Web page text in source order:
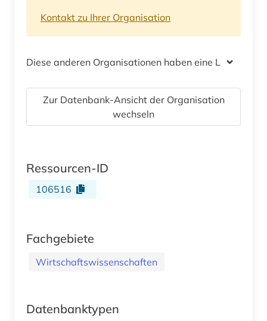
Kontakt zu Ihrer Organisation
Diese anderen Organisationen haben eine Lizenz
Zur Datenbank-Ansicht der Organisation
wechseln
Ressourcen-ID
106516
Fachgebiete
Wirtschaftswissenschaften
Datenbanktypen